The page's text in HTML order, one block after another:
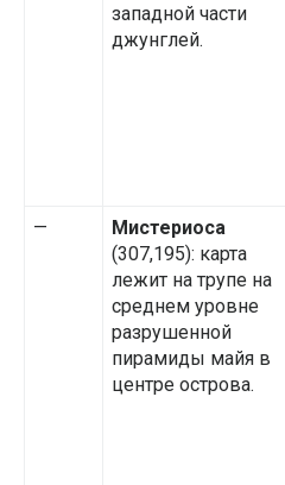
западной части
джунглей.
—
Мистериоса
(307,195): карта
лежит на трупе на
среднем уровне
разрушенной
пирамиды майя в
центре острова.